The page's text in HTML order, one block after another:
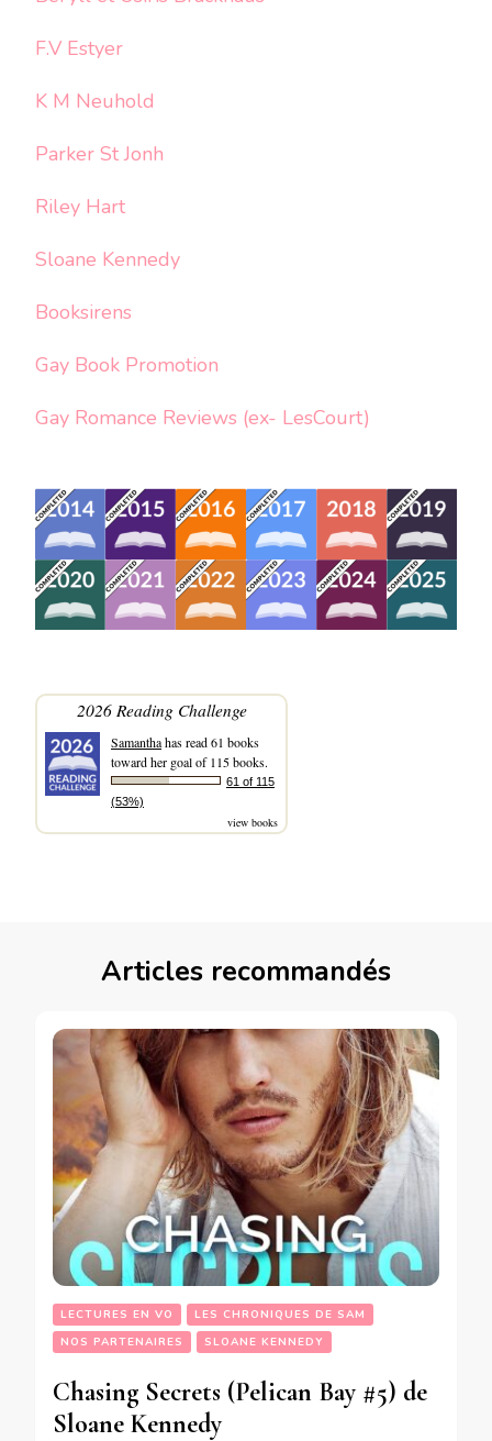
F.V Estyer
K M Neuhold
Parker St Jonh
Riley Hart
Sloane Kennedy
Booksirens
Gay Book Promotion
Gay Romance Reviews (ex- LesCourt)
2026 Reading Challenge
Samanthahas read 61 books
toward her goal of 115 books.
61 of 115
(53%)
view books
Articles recommandés
LECTURES EN VO
LES CHRONIQUES DE SAM
NOS PARTENAIRES
SLOANE KENNEDY
Chasing Secrets (Pelican Bay #5) de
Sloane Kennedy